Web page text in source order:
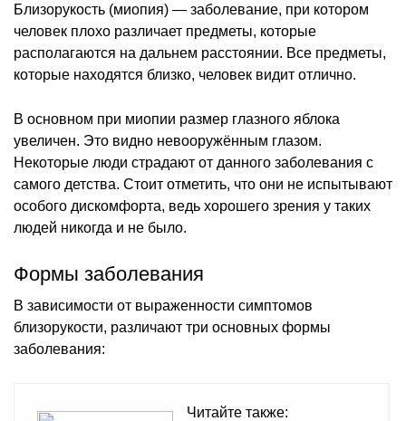
Близорукость (миопия) — заболевание, при котором
человек плохо различает предметы, которые
располагаются на дальнем расстоянии. Все предметы,
которые находятся близко, человек видит отлично.
В основном при миопии размер глазного яблока
увеличен. Это видно невооружённым глазом.
Некоторые люди страдают от данного заболевания с
самого детства. Стоит отметить, что они не испытывают
особого дискомфорта, ведь хорошего зрения у таких
людей никогда и не было.
Формы заболевания
В зависимости от выраженности симптомов
близорукости, различают три основных формы
заболевания:
Читайте также: